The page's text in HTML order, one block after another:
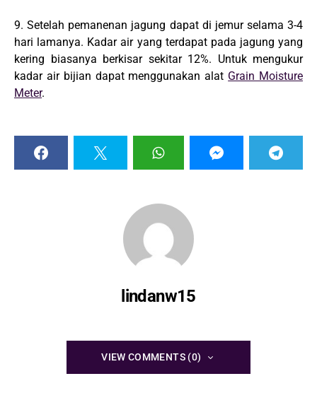
9. Setelah pemanenan jagung dapat di jemur selama 3-4
hari lamanya. Kadar air yang terdapat pada jagung yang
kering biasanya berkisar sekitar 12%. Untuk mengukur
kadar air bijian dapat menggunakan alat Grain Moisture
Meter.
lindanw15
VIEW COMMENTS (0)